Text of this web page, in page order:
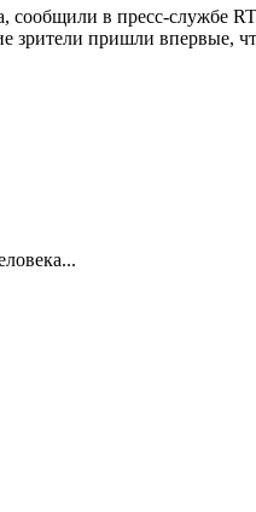
сообщили в пресс-службе
зрители пришли впервые,